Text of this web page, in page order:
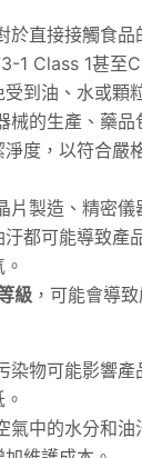
於直接接觸食品
1 Class 1甚至
到油、水或顆
械的生產、藥
度，以符合嚴
片製造、精密儀
都可能導致產
級 ，可能會導
染物可能影響
氣中的水分和油